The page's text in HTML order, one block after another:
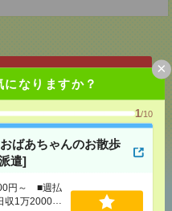
なりますか？
1/10
ばあちゃんのお散歩
遣]
円～ ■週払
1万2000円
×
ジへ
る！
の